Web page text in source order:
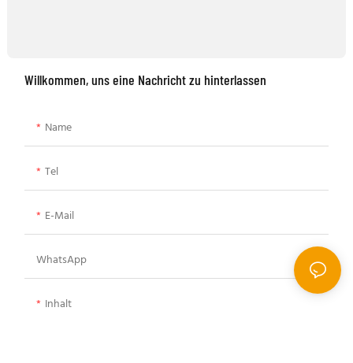
Willkommen, uns eine Nachricht zu hinterlassen
Name
Tel
E-Mail
WhatsApp
Inhalt